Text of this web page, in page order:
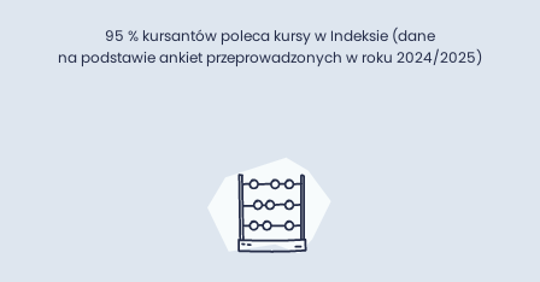
95 % kursantów poleca kursy w Indeksie (dane
na podstawie ankiet przeprowadzonych w roku 2024/2025)